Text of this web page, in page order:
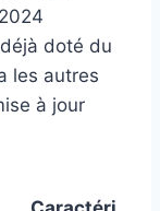
doté du
les autres
à jour